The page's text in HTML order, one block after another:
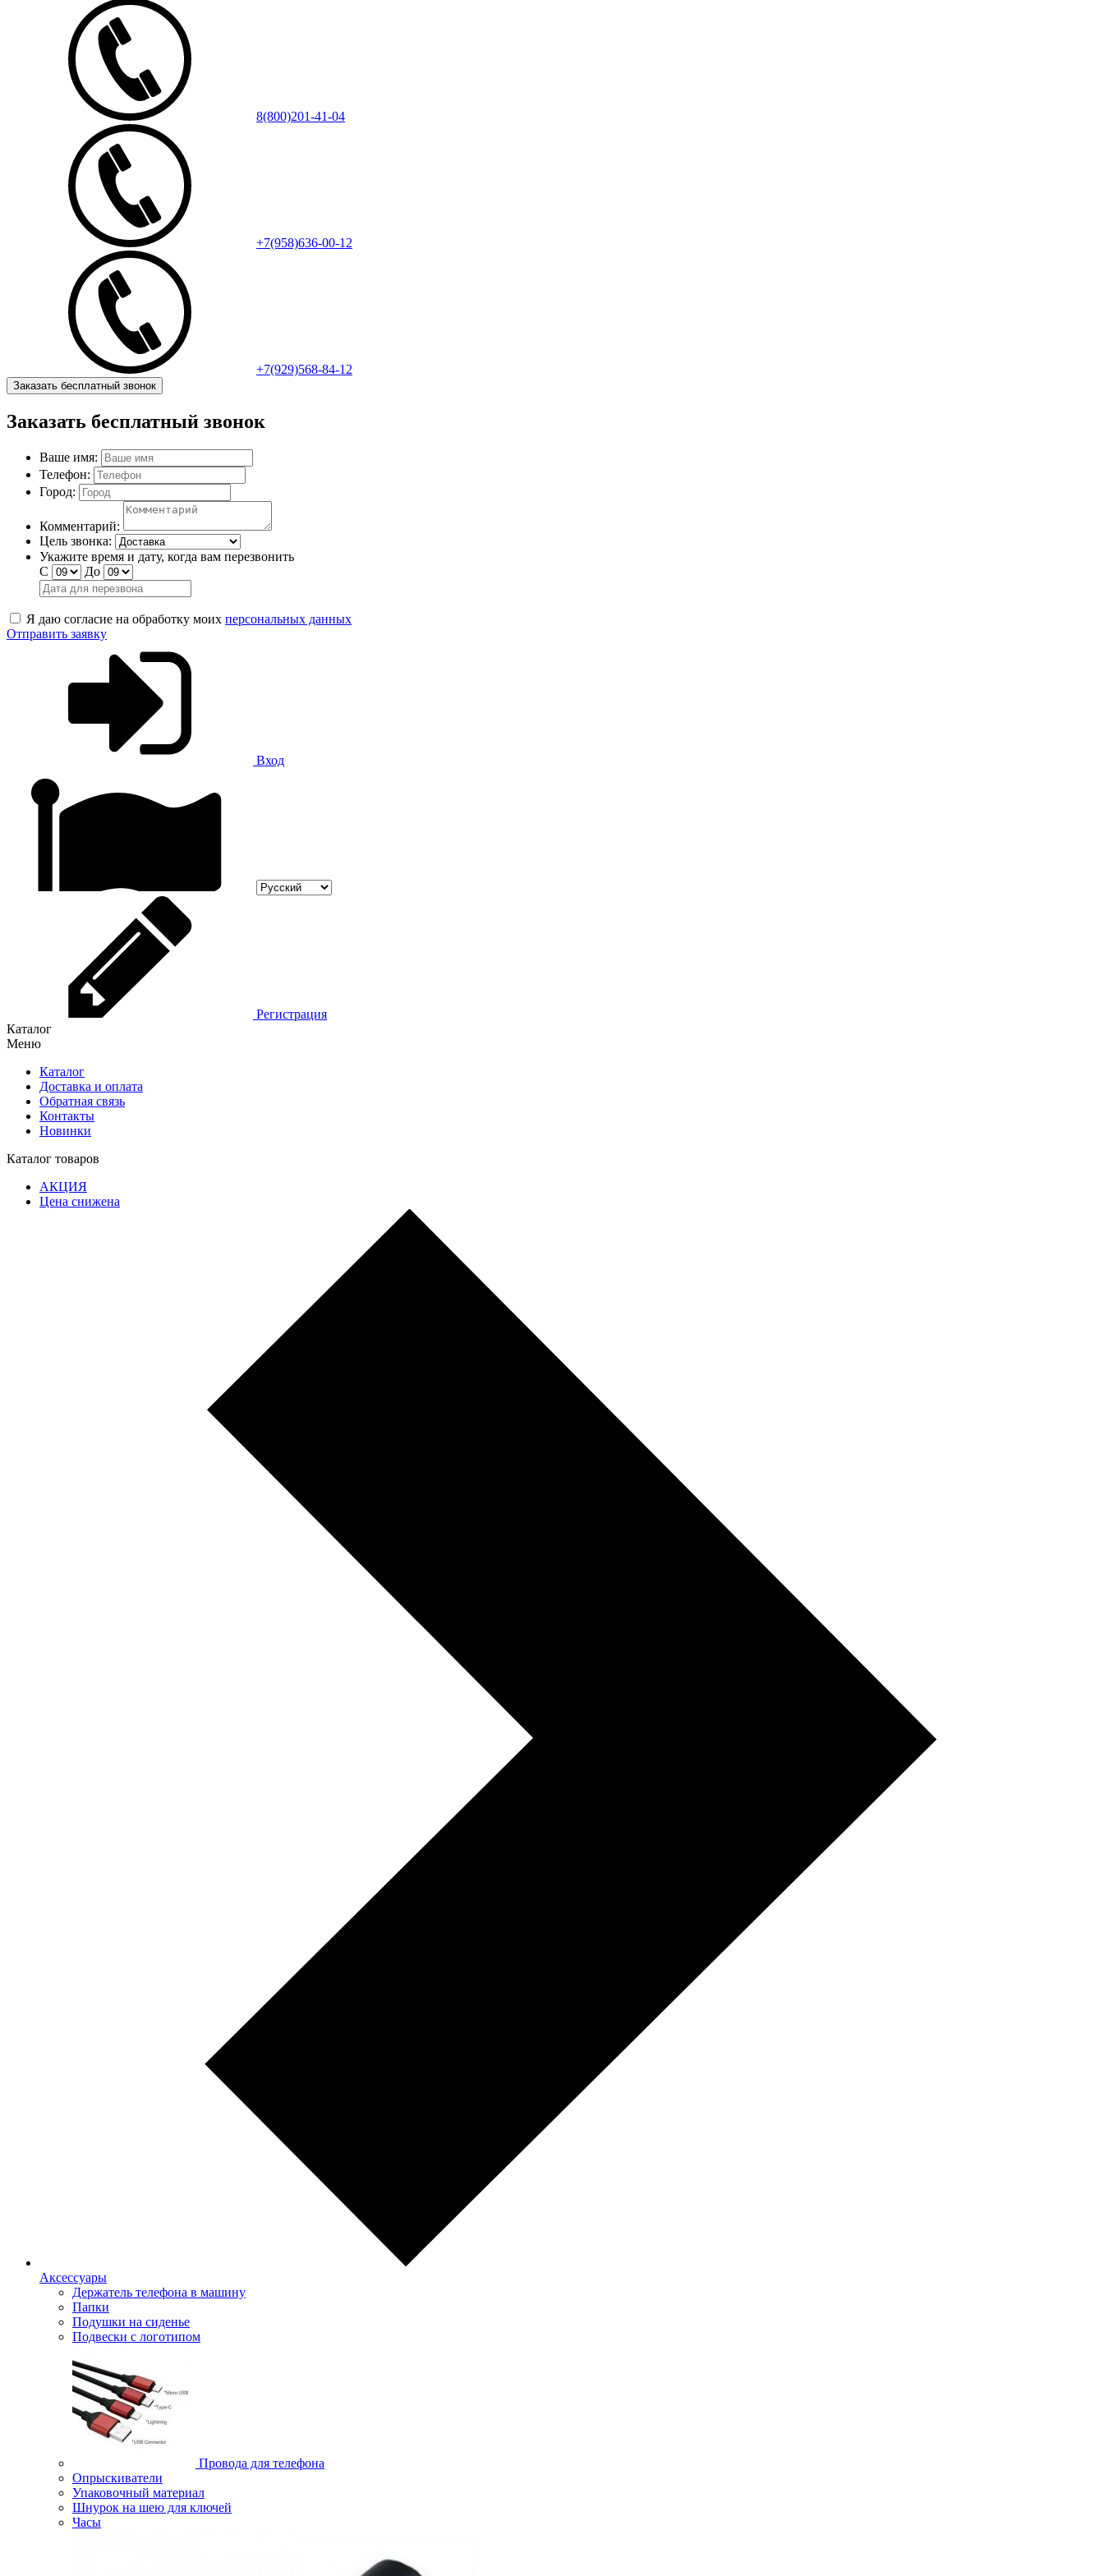
8(800)201-41-04
+7(958)636-00-12
+7(929)568-84-12
Заказать бесплатный звонок
Заказать бесплатный звонок
Ваше имя:
Телефон:
Город:
Комментарий:
Цель звонка:
Укажите время и дату, когда вам перезвонить
С
До
Я даю согласие на обработку моих персональных данных
Отправить заявку
Вход
Регистрация
Каталог
Меню
Каталог
Доставка и оплата
Обратная связь
Контакты
Новинки
Каталог товаров
АКЦИЯ
Цена снижена
Аксессуары
Держатель телефона в машину
Папки
Подушки на сиденье
Подвески с логотипом
Провода для телефона
Опрыскиватели
Упаковочный материал
Шнурок на шею для ключей
Часы